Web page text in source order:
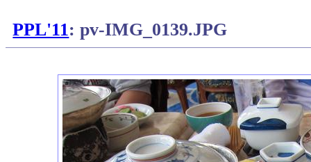
PPL'11: pv-IMG_0139.JPG